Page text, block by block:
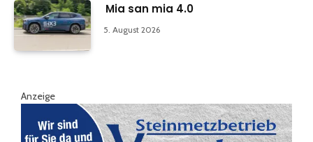
Mia san mia 4.0
5. August 2026
Anzeige